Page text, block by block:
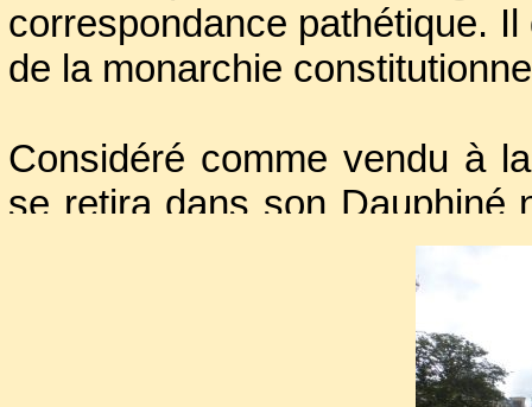
correspondance pathétique.
de la monarchie
Considéré comme vendu à
se retira dans son Dauphiné
tout en faisant un
phénomène révolutionnaire.
Mais, après l’insurrection
un secrétaire des Tuileries